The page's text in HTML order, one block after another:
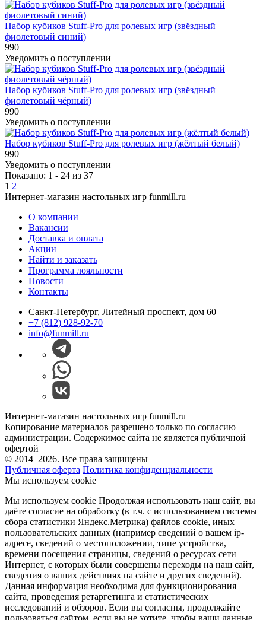
Набор кубиков Stuff-Pro для ролевых игр (звёздный
фиолетовый синий)
990
Уведомить о поступлении
Набор кубиков Stuff-Pro для ролевых игр (звёздный
фиолетовый чёрный)
990
Уведомить о поступлении
Набор кубиков Stuff-Pro для ролевых игр (жёлтый белый)
990
Уведомить о поступлении
Показано: 1 - 24 из 37
1 2
Интернет-магазин настольных игр funmill.ru
О компании
Вакансии
Доставка и оплата
Акции
Найти и заказать
Программа лояльности
Новости
Контакты
Санкт-Петербург, Литейный проспект, дом 60
+7 (812) 928-92-70
info@funmill.ru
Интернет-магазин настольных игр funmill.ru
Копирование материалов разрешено только по согласию
администрации. Содержимое сайта не является публичной
офертой
© 2014–2026. Все права защищены
Публичная оферта Политика конфиденциальности
Мы используем cookie
Мы используем cookie Продолжая использовать наш cайт, вы
даёте согласие на обработку (в т.ч. с использованием системы
сбора статистики Яндекс.Метрика) файлов cookie, иных
пользовательских данных (например сведений о вашем ip-
адресе, сведений о местоположении, типе устройства,
времени посещения страницы, сведений о ресурсах сети
Интернет, с которых были совершены переходы на наш сайт,
сведения о ваших действиях на сайте и других сведений).
Данная информация необходима для функционирования
сайта, проведения ретаргетинга и статистических
исследований и обзоров. Если вы согласны, продолжайте